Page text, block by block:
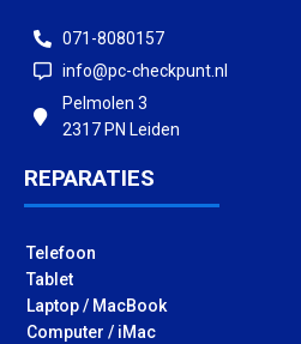
071-8080157
info@pc-checkpunt.nl
Pelmolen 3
2317 PN Leiden
REPARATIES
Telefoon
Tablet
Laptop / MacBook
Computer / iMac